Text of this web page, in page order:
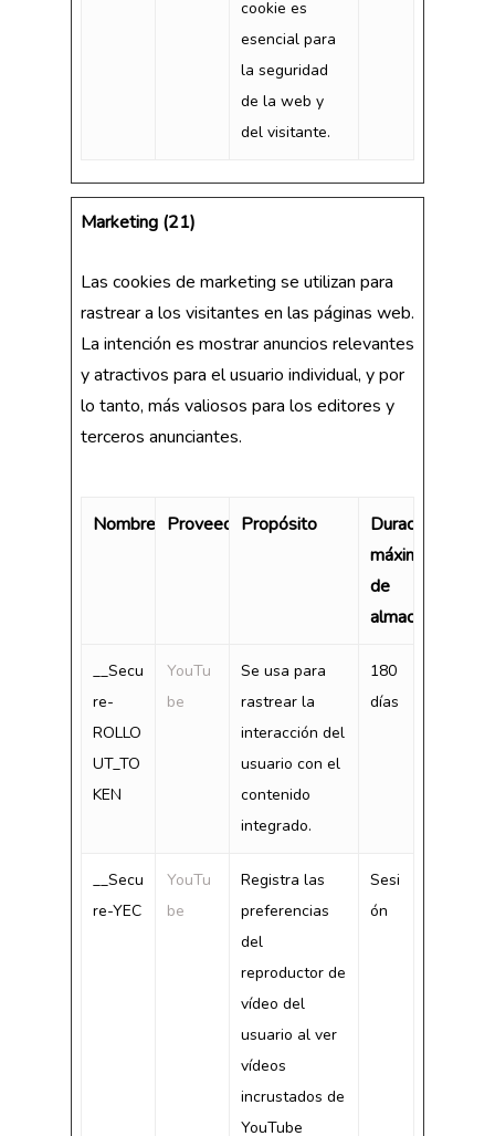
cookie es
esencial para
la seguridad
de la web y
del visitante.
Marketing (21)
Las cookies de marketing se utilizan para
rastrear a los visitantes en las páginas web.
La intención es mostrar anuncios relevantes
y atractivos para el usuario individual, y por
lo tanto, más valiosos para los editores y
terceros anunciantes.
Nombre ProveedorPropósito
Duración
máxima
de
almacenamiento
__Secu
re-
ROLLO
UT_TO
KEN
YouTu
be
Se usa para
rastrear la
interacción del
usuario con el
contenido
integrado.
180
días
__Secu
re-YEC
YouTu
be
Registra las
preferencias
del
reproductor de
vídeo del
usuario al ver
vídeos
incrustados de
YouTube
Sesi
ón